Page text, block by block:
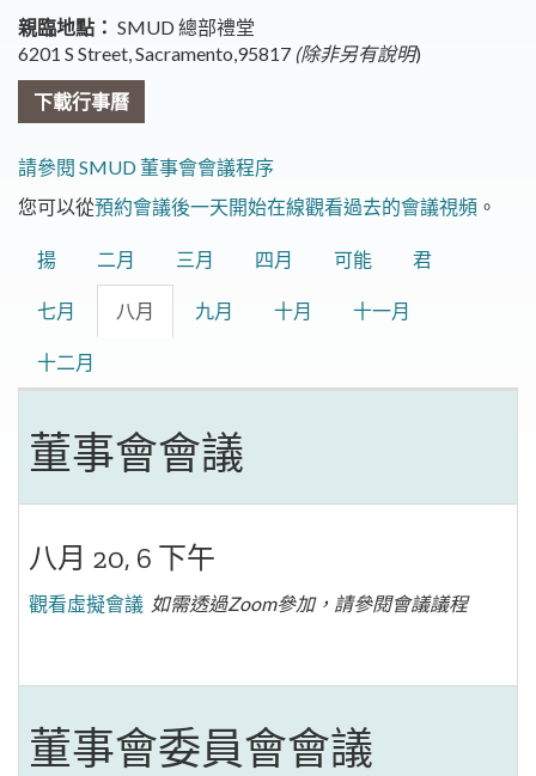
親臨地點： SMUD 總部禮堂
6201 S Street, Sacramento,95817 (除非另有說明)
下載行事曆
請參閱 SMUD 董事會會議程序
您可以從預約會議後一天開始在線觀看過去的會議視頻 。
揚 二月 三月 四月 可能 君
七月 八月 九月 十月 十一月
十二月
董事會會議
八月 20, 6 下午
觀看虛擬會議 如需透過Zoom參加，請參閱會議議程
董事會委員會會議